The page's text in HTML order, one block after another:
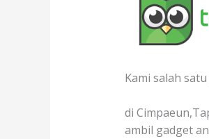
Kami salah
di
ambil gadget